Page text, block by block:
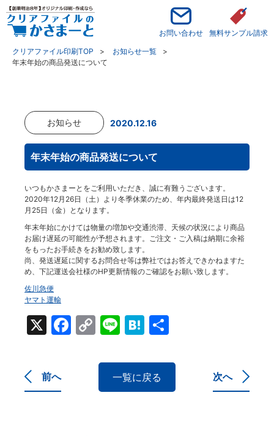
お問い合わせ
無料サンプル請求
クリアファイル印刷TOP
お知らせ一覧
年末年始の商品発送について
お知らせ 2020.12.16
年末年始の商品発送について
いつもかさまーとをご利用いただき、誠に有難うございます。
2020年12月26日（土）より冬季休業のため、年内最終発送日は12
月25日（金）となります。
年末年始にかけては物量の増加や交通渋滞、天候の状況により商品
お届け遅延の可能性が予想されます。ご注文・ご入稿は納期に余裕
をもったお手続きをお勧め致します。
尚、発送遅延に関するお問合せ等は弊社ではお答えできかねますた
め、下記運送会社様のHP更新情報のご確認をお願い致します。
佐川急便
ヤマト運輸
X Facebook
CopyLineHatena
前へ 一覧に戻る 次へ